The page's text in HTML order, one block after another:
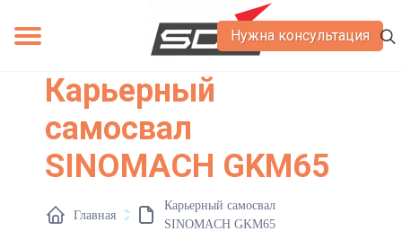
О компании
Акции
Лизинг
Сервис
Вакансии
Контакты
Нужна консультация
Карьерный
самосвал
SINOMACH GKM65
Главная
Карьерный самосвал
SINOMACH GKM65